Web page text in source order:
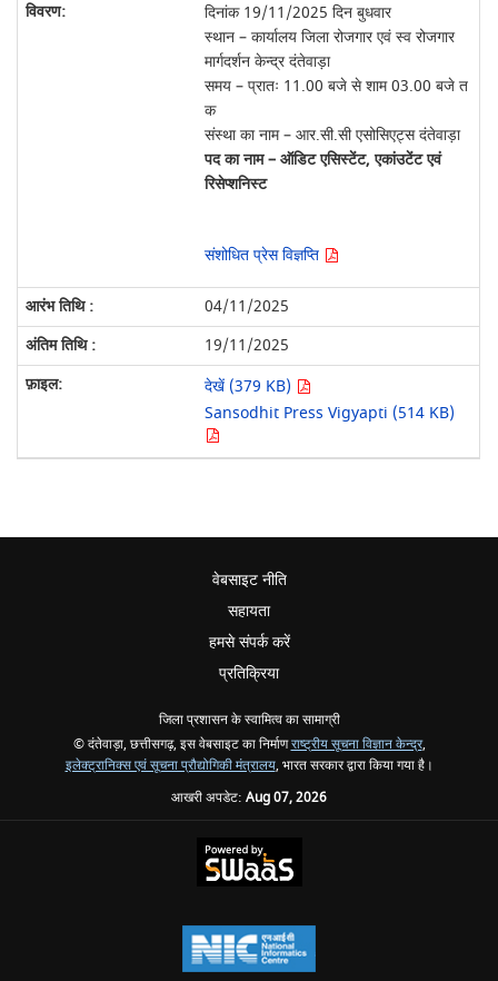
दिनांक 19/11/2025 दिन बुधवार
स्थान – कार्यालय जिला रोजगार एवं स्व रोजगार
मार्गदर्शन केन्द्र दंतेवाड़ा
समय – प्रातः 11.00 बजे से शाम 03.00 बजे त
क
संस्था का नाम – आर.सी.सी एसोसिएट्स दंतेवाड़ा
पद का नाम – ऑडिट एसिस्टेंट, एकांउटेंट एवं
रिसेप्शनिस्ट
संशोधित प्रेस विज्ञप्ति
04/11/2025
19/11/2025
देखें (379 KB)
Sansodhit Press Vigyapti (514 KB)
वेबसाइट नीति
सहायता
हमसे संपर्क करें
प्रतिक्रिया
जिला प्रशासन के स्वामित्व का सामाग्री
© दंतेवाड़ा, छत्तीसगढ़, इस वेबसाइट का निर्माणराष्ट्रीय सूचना विज्ञान केन्द्र,
इलेक्ट्रानिक्स एवं सूचना प्रौद्योगिकी मंत्रालय, भारत सरकार द्वारा किया गया है।
आखरी अपडेट: Aug 07, 2026